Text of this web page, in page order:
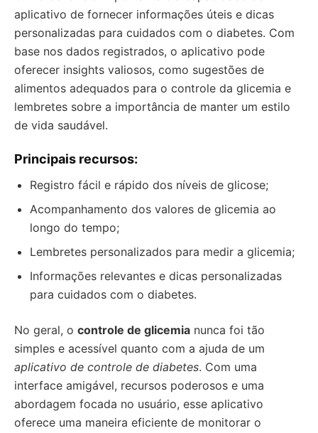
aplicativo de fornecer informações úteis e dicas
personalizadas para cuidados com o diabetes. Com
base nos dados registrados, o aplicativo pode
oferecer insights valiosos, como sugestões de
alimentos adequados para o controle da glicemia e
lembretes sobre a importância de manter um estilo
de vida saudável.
Principais recursos:
Registro fácil e rápido dos níveis de glicose;
Acompanhamento dos valores de glicemia ao
longo do tempo;
Lembretes personalizados para medir a glicemia;
Informações relevantes e dicas personalizadas
para cuidados com o diabetes.
No geral, o controle de glicemia nunca foi tão
simples e acessível quanto com a ajuda de um
aplicativo de controle de diabetes. Com uma
interface amigável, recursos poderosos e uma
abordagem focada no usuário, esse aplicativo
oferece uma maneira eficiente de monitorar o